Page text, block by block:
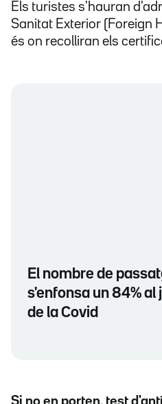
Els turistes s'hauran
Sanitat Exterior (Foreign
és on recolliran els
El nombre de
s'enfonsa un 84%
de la Covid
Si no en porten, test